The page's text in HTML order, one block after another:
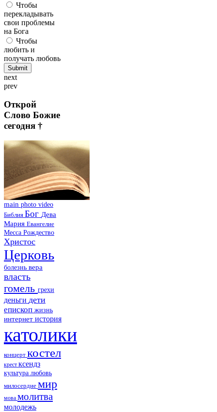
Чтобы
перекладывать
свои проблемы
на Бога
Чтобы
любить и
получать любовь
next
prev
Открой
Слово Божие
сегодня †
main photo video
Библия Бог Дева
Мария Евангелие
Месса Рождество
Христос
Церковь
болезнь вера
власть
гомель грехи
деньги дети
епископ жизнь
интернет история
католики
концерт костел
крест ксендз
культура любовь
милосердие мир
мова молитва
молодежь